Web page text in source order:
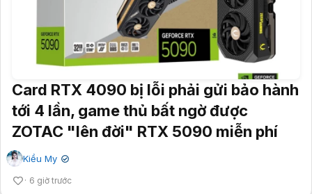
Card RTX 4090 bị lỗi phải gửi bảo hành
tới 4 lần, game thủ bất ngờ được
ZOTAC "lên đời" RTX 5090 miễn phí
Kiều My ✔
6 giờ trước